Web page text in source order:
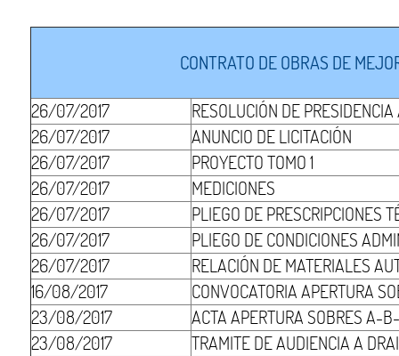
CONTRATO DE OBRAS DE
26/07/2017
RESOLUCIÓN DE
26/07/2017
ANUNCIO DE LICITACIÓN
26/07/2017
PROYECTO TOMO 1
26/07/2017
MEDICIONES
26/07/2017
PLIEGO DE PRESCRIPCIONES
26/07/2017
PLIEGO DE CONDICIONES
26/07/2017
RELACIÓN DE MATERIALES
16/08/2017
CONVOCATORIA APERTURA
23/08/2017
ACTA APERTURA SOBRES A-
23/08/2017
TRAMITE DE AUDIENCIA A